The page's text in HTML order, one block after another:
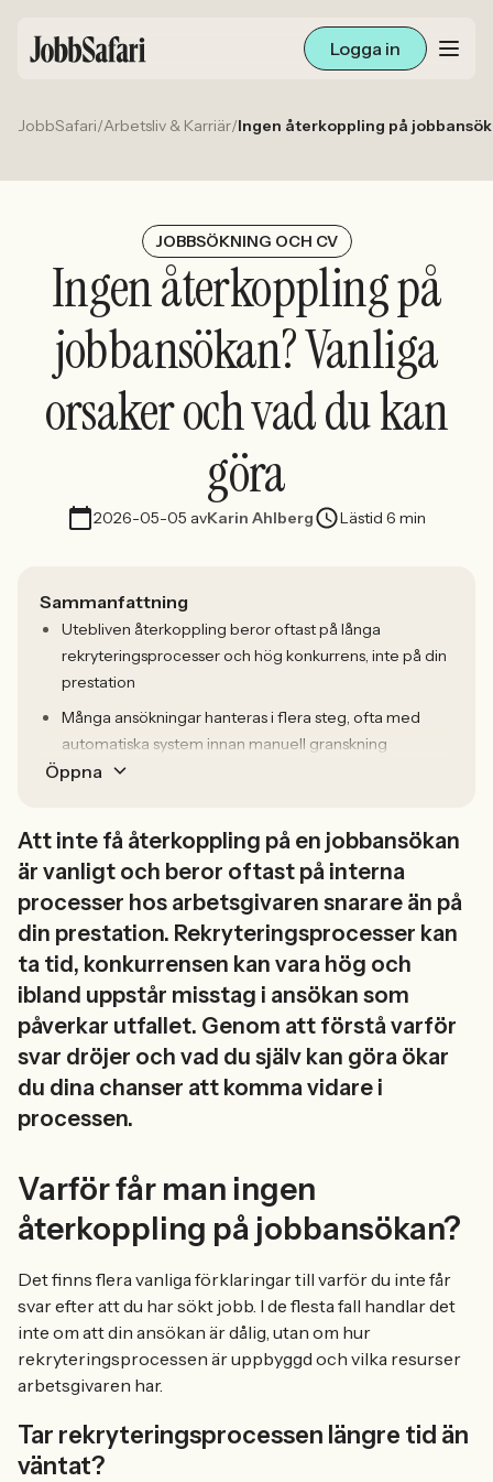
Logga in
Lediga jobb
Arbetsliv och karriär
För arbetsgivare
Skapa annons
Sök med AI
Ny här? Skapa konto
JobbSafari/Arbetsliv & Karriär/Ingen återkoppling på
JOBBSÖKNING OCH CV
Ingen återkoppling på
jobbansökan? Vanliga
orsaker och vad du kan
göra
2026-05-05 avKarin Ahlberg Lästid 6 min
Sammanfattning
Utebliven återkoppling beror oftast på långa
rekryteringsprocesser och hög konkurrens, inte på din
prestation
Många ansökningar hanteras i flera steg, ofta med
automatiska system innan manuell granskning
Öppna
Att inte få återkoppling på en jobbansökan
är vanligt och beror oftast på interna
processer hos arbetsgivaren snarare än på
din prestation. Rekryteringsprocesser kan
ta tid, konkurrensen kan vara hög och
ibland uppstår misstag i ansökan som
påverkar utfallet. Genom att förstå varför
svar dröjer och vad du själv kan göra ökar
du dina chanser att komma vidare i
processen.
Varför får man ingen
återkoppling på jobbansökan?
Det finns flera vanliga förklaringar till varför du inte får
svar efter att du har sökt jobb. I de flesta fall handlar det
inte om att din ansökan är dålig, utan om hur
rekryteringsprocessen är uppbyggd och vilka resurser
arbetsgivaren har.
Tar rekryteringsprocessen längre tid än
väntat?